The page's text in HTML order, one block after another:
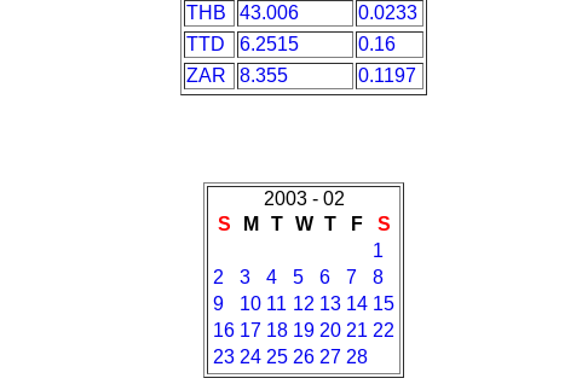
THB
43.006
0.0233
TTD
6.2515
0.16
ZAR
8.355 0.1197
2003 - 02
S
M T W T F
S
1
2
3 4 5 6 7
8
9
10 11 12 13 14 15
16 17 18 19 20 21 22
23 24 25 26 27 28